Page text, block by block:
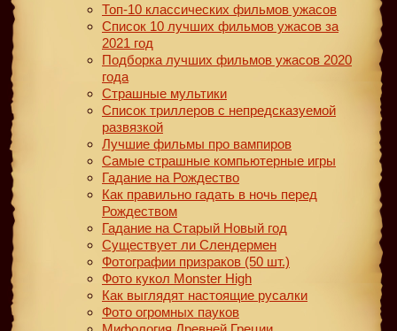
Топ-10 классических фильмов ужасов
Список 10 лучших фильмов ужасов за
2021 год
Подборка лучших фильмов ужасов 2020
года
Страшные мультики
Список триллеров с непредсказуемой
развязкой
Лучшие фильмы про вампиров
Самые страшные компьютерные игры
Гадание на Рождество
Как правильно гадать в ночь перед
Рождеством
Гадание на Старый Новый год
Существует ли Слендермен
Фотографии призраков (50 шт.)
Фото кукол Monster High
Как выглядят настоящие русалки
Фото огромных пауков